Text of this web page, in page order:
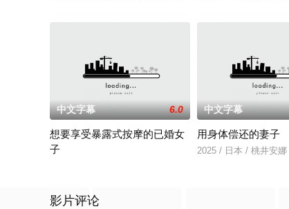
中文字幕 6.0
想要享受暴露式按摩的已婚女
子
中文字幕
用身体偿还的妻子
2025 / 日本 / 桃井安娜
影片评论